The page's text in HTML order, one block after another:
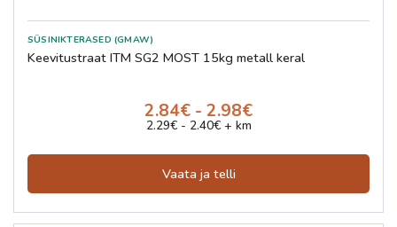
SÜSINIKTERASED (GMAW)
Keevitustraat ITM SG2 MOST 15kg metall keral
2.84€ - 2.98€
2.29€ - 2.40€ + km
Vaata ja telli